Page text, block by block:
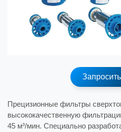
Прецизионные фильтры
высококачественную
45 м³/мин. Специально